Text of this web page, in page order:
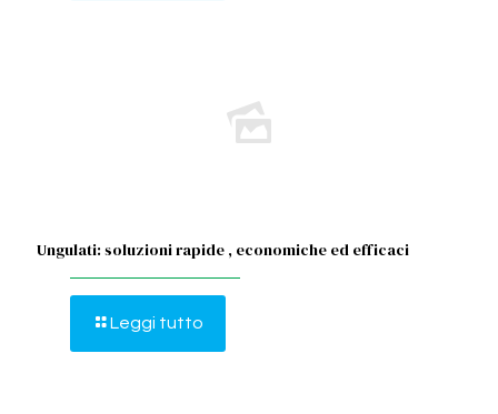
Ungulati: soluzioni rapide , economiche ed efficaci
Leggi tutto